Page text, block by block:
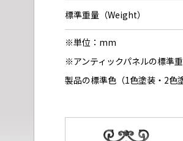
標準重量（Weight）
※単位：mm
※アンティックパネルの標準
製品の標準色（1色塗装・2色